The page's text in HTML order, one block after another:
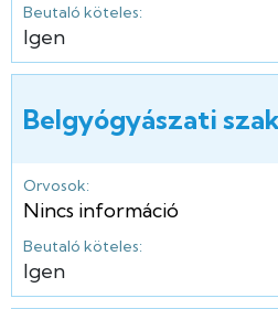
Beutaló köteles:
Igen
Belgyógyászati
Orvosok:
Nincs információ
Beutaló köteles:
Igen